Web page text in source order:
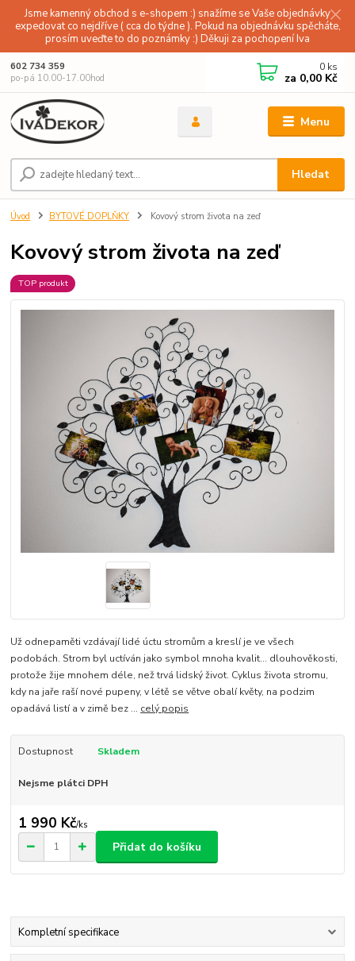
Jsme kamenný obchod s e-shopem :) snažíme se Vaše objednávky
expedovat co nejdříve ( cca do týdne ). Pokud na objednávku spěcháte,
prosím uveďte to do poznámky :) Děkuji za pochopení Iva
Menu
Hledat
602 734 359
po-pá 10.00-17.00hod
0 ks
za 0,00 Kč
Úvod BYTOVÉ DOPLŇKY Kovový strom života na zeď
Kovový strom života na zeď
TOP produkt
Už odnepaměti vzdávají lidé úctu stromům a kreslí je ve všech
podobách. Strom byl uctíván jako symbol mnoha kvalit... dlouhověkosti,
protože žije mnohem déle, než trvá lidský život. Cyklus života stromu,
kdy na jaře raší nové pupeny, v létě se větve obalí květy, na podzim
opadává listí a v zimě bez ... celý popis
Dostupnost Skladem
Nejsme plátci DPH
1 990 Kč/ks
Přidat do košíku
Kompletní specifikace